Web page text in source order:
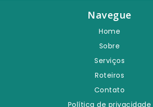
Navegue
Home
Sobre
Serviços
Roteiros
Contato
Política de privacidade